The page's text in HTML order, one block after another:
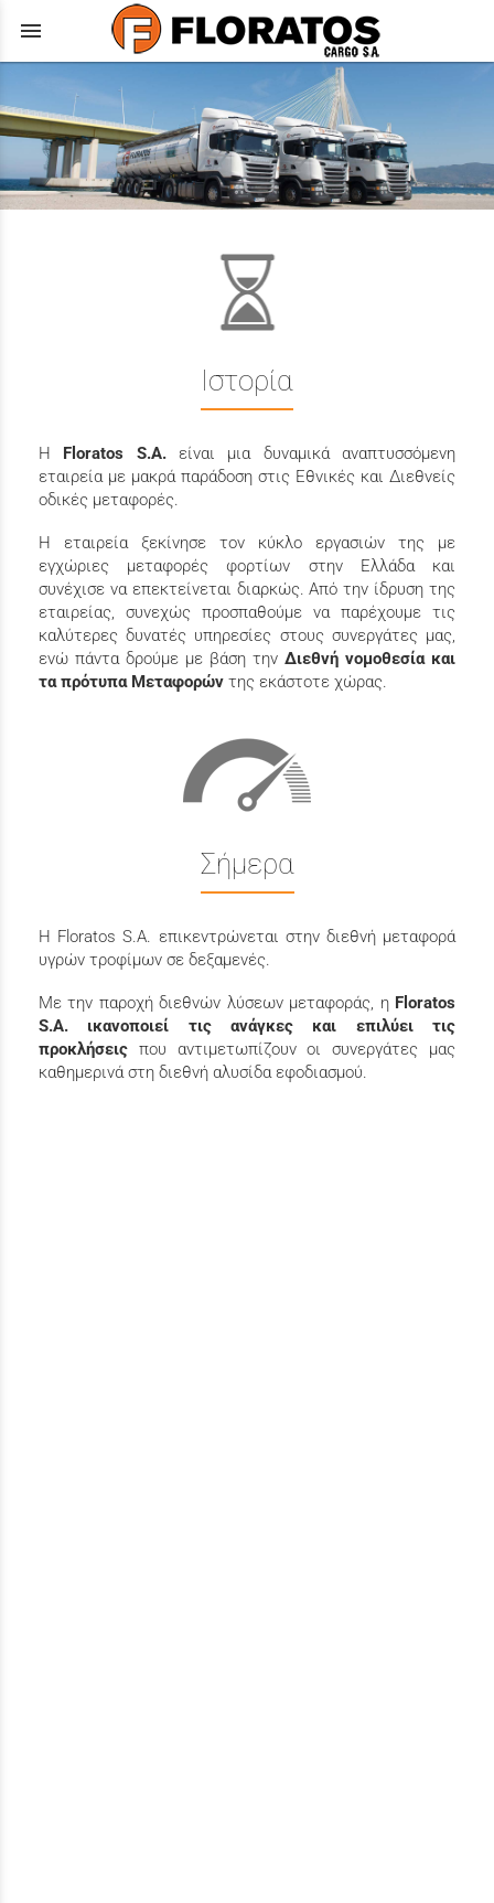
menu
Ιστορία
Η Floratos S.A.είναι μια δυναμικά αναπτυσσόμενη
εταιρεία με μακρά παράδοση στις Εθνικές και Διεθνείς
οδικές μεταφορές.
Η εταιρεία ξεκίνησε τον κύκλο εργασιών της με
εγχώριες μεταφορές φορτίων στην Ελλάδα και
συνέχισε να επεκτείνεται διαρκώς. Από την ίδρυση της
εταιρείας, συνεχώς προσπαθούμε να παρέχουμε τις
καλύτερες δυνατές υπηρεσίες στους συνεργάτες μας,
ενώ πάντα δρούμε με βάση την Διεθνή νομοθεσία και
τα πρότυπα Μεταφορών της εκάστοτε χώρας.
Σήμερα
Η Floratos S.A. επικεντρώνεται στην διεθνή μεταφορά
υγρών τροφίμων σε δεξαμενές.
Με την παροχή διεθνών λύσεων μεταφοράς, η Floratos
S.A. ικανοποιεί τις ανάγκες και επιλύει τις
προκλήσεις που αντιμετωπίζουν οι συνεργάτες μας
καθημερινά στη διεθνή αλυσίδα εφοδιασμού.